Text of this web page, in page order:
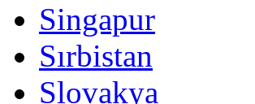
Singapur
Sırbistan
Slovakya